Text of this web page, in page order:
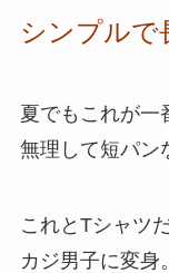
シンプルで
夏でもこれが一
無理して短パン
これとTシャツ
カジ男子に変身。